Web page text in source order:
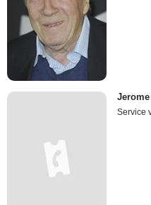
Service